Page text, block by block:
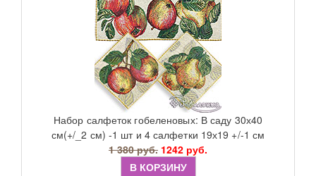
Набор салфеток гобеленовых: В саду 30х40
см(+/_2 см) -1 шт и 4 салфетки 19х19 +/-1 см
1 380 руб. 1242 руб.
В КОРЗИНУ